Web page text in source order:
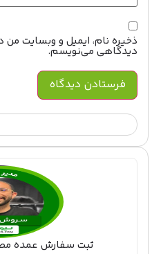
ذخیره نام، ایمیل و وبسایت من
دیدگاهی می‌نویسم.
ثبت سفارش عمده